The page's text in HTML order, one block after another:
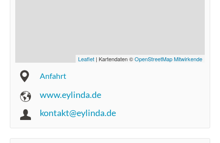
Leaflet | Kartendaten ©OpenStreetMap Mitwirkende
Anfahrt
www.eylinda.de
kontakt@eylinda.de